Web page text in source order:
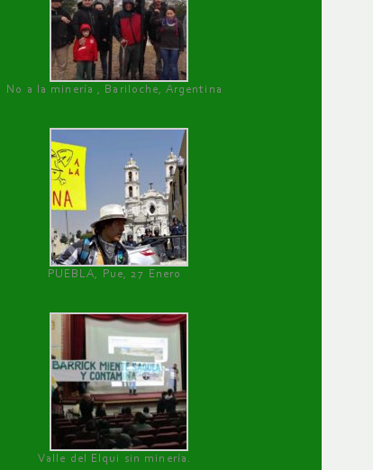
No a la minería , Bariloche, Argentina
PUEBLA, Pue, 27 Enero
Valle del Elqui sin minería.